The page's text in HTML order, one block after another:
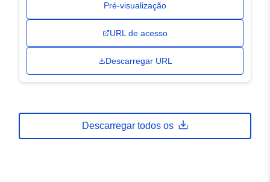
Pré-visualização
URL de acesso
Descarregar URL
Descarregar todos os